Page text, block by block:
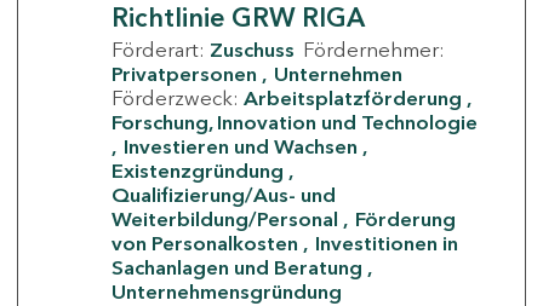
Richtlinie GRW RIGA
Förderart: Zuschuss Fördernehmer:
Privatpersonen
Unternehmen
Förderzweck: Arbeitsplatzförderung
Forschung, Innovation und Technologie
Investieren und Wachsen
Existenzgründung
Qualifizierung/Aus- und
Weiterbildung/Personal
Förderung
von Personalkosten
Investitionen in
Sachanlagen und Beratung
Unternehmensgründung